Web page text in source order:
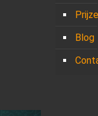
Blog